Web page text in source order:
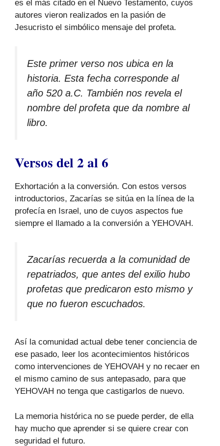
es el más citado en el Nuevo Testamento, cuyos
autores vieron realizados en la pasión de
Jesucristo el simbólico mensaje del profeta.
Este primer verso nos ubica en la
historia. Esta fecha corresponde al
año 520 a.C. También nos revela el
nombre del profeta que da nombre al
libro.
Versos del 2 al 6
Exhortación a la conversión. Con estos versos
introductorios, Zacarías se sitúa en la línea de la
profecía en Israel, uno de cuyos aspectos fue
siempre el llamado a la conversión a YEHOVAH.
Zacarías recuerda a la comunidad de
repatriados, que antes del exilio hubo
profetas que predicaron esto mismo y
que no fueron escuchados.
Así la comunidad actual debe tener conciencia de
ese pasado, leer los acontecimientos históricos
como intervenciones de YEHOVAH y no recaer en
el mismo camino de sus antepasado, para que
YEHOVAH no tenga que castigarlos de nuevo.
La memoria histórica no se puede perder, de ella
hay mucho que aprender si se quiere crear con
seguridad el futuro.